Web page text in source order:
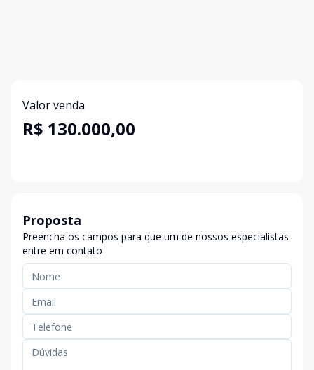
Valor venda
R$ 130.000,00
Proposta
Preencha os campos para que um de nossos especialistas
entre em contato